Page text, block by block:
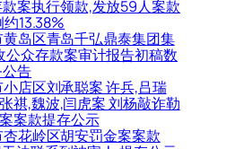
案执行领款,发放59人案款
13.38%
岛区青岛千弘鼎泰集团集
公众存款案审计报告初稿数
告
店区刘承聪案 许兵,吕瑞
祺,魏波,闫虎案 刘杨敲诈勒
案款提存公示
花岭区胡安罚金案案款